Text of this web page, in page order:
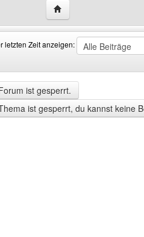
Website dieses
letzten Zeit anzeigen:
ist gesperrt.
ist gesperrt, du kannst keine